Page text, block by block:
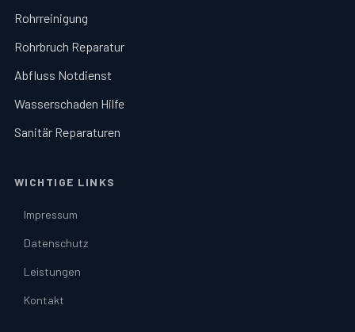
Rohrreinigung
Rohrbruch Reparatur
Abfluss Notdienst
Wasserschaden Hilfe
Sanitär Reparaturen
WICHTIGE LINKS
Impressum
Datenschutz
Leistungen
Kontakt